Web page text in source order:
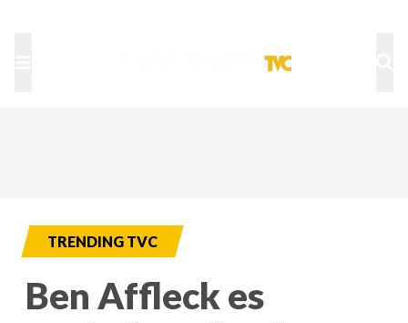
TRENDING TVC
Ben Affleck es